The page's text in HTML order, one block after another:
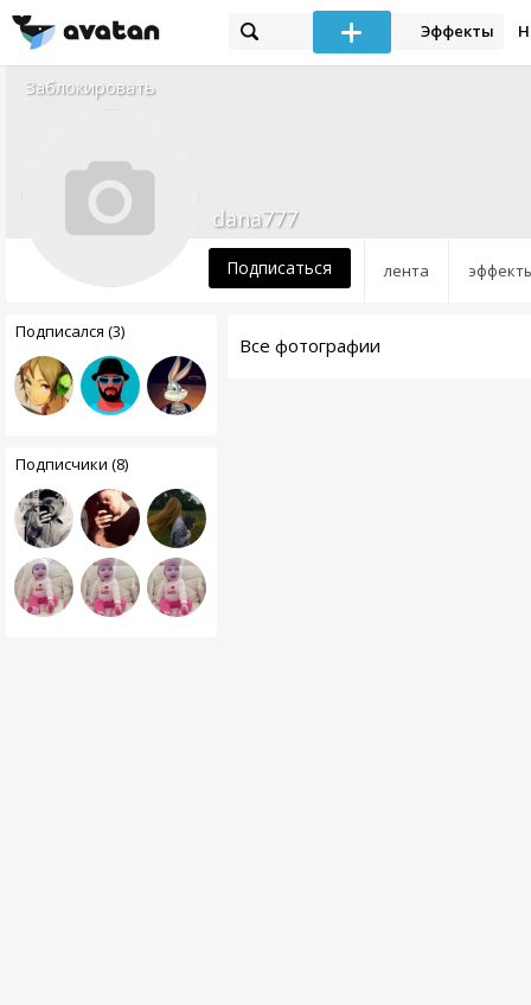
Эффекты
Заблокировать
лента
dana777
Подписаться
Подписался (3)
Подписчики (8)
Все фотографии